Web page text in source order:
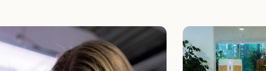
méthodes de mesure et des fréquences
par les normes NF EN ISO 16000 et EN 16516.